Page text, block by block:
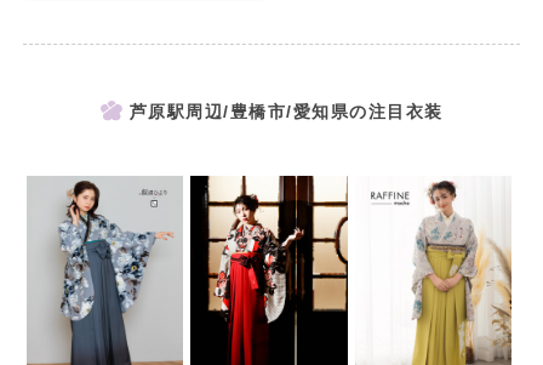
芦原駅周辺/豊橋市/愛知県の注目衣装